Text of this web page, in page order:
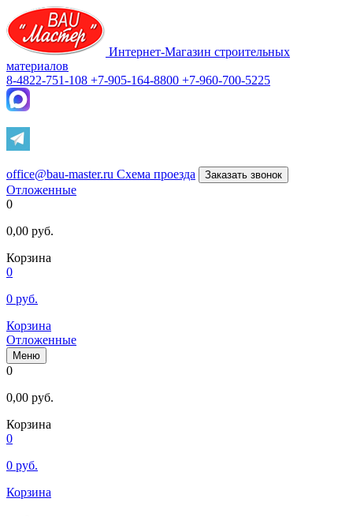
Интернет-Магазин строительных
материалов
8-4822-751-108 +7-905-164-8800 +7-960-700-5225
office@bau-master.ru Схема проезда Заказать звонок
Отложенные
0
0,00 руб.
Корзина
0
0 руб.
Корзина
Отложенные
Меню
0
0,00 руб.
Корзина
0
0 руб.
Корзина